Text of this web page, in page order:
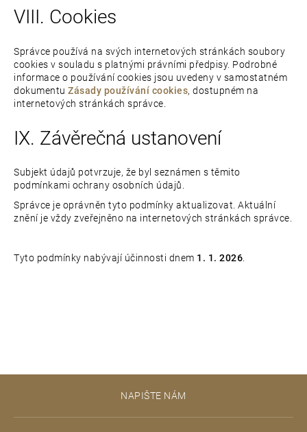
VIII. Cookies
Správce používá na svých internetových stránkách soubory
cookies v souladu s platnými právními předpisy. Podrobné
informace o používání cookies jsou uvedeny v samostatném
dokumentu Zásady používání cookies, dostupném na
internetových stránkách správce.
IX. Závěrečná ustanovení
Subjekt údajů potvrzuje, že byl seznámen s těmito
podmínkami ochrany osobních údajů.
Správce je oprávněn tyto podmínky aktualizovat. Aktuální
znění je vždy zveřejněno na internetových stránkách správce.
Tyto podmínky nabývají účinnosti dnem 1. 1. 2026
NAPIŠTE NÁM